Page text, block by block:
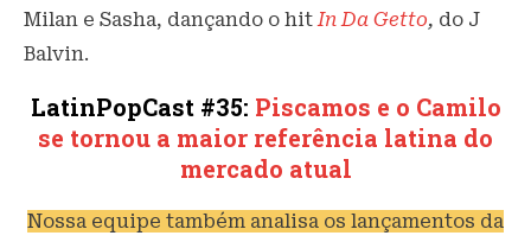
Milan e Sasha, dançando o hit In Da Getto, do J
Balvin.
LatinPopCast #35: Piscamos e o Camilo
se tornou a maior referência latina do
mercado atual
Nossa equipe também analisa os lançamentos da